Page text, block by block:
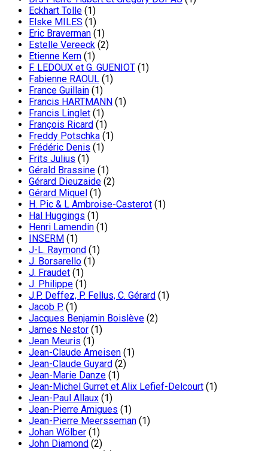
Eckhart Tolle (1)
Elske MILES (1)
Eric Braverman (1)
Estelle Vereeck (2)
Etienne Kern (1)
F. LEDOUX et G. GUENIOT (1)
Fabienne RAOUL (1)
France Guillain (1)
Francis HARTMANN (1)
Francis Linglet (1)
François Ricard (1)
Freddy Potschka (1)
Frédéric Denis (1)
Frits Julius (1)
Gérald Brassine (1)
Gérard Dieuzaide (2)
Gérard Miquel (1)
H. Pic & L Ambroise-Casterot (1)
Hal Huggings (1)
Henri Lamendin (1)
INSERM (1)
J-L. Raymond (1)
J. Borsarello (1)
J. Fraudet (1)
J. Philippe (1)
J.P. Deffez, P. Fellus, C. Gérard (1)
Jacob P. (1)
Jacques Benjamin Boislève (2)
James Nestor (1)
Jean Meuris (1)
Jean-Claude Ameisen (1)
Jean-Claude Guyard (2)
Jean-Marie Danze (1)
Jean-Michel Gurret et Alix Lefief-Delcourt (1)
Jean-Paul Allaux (1)
Jean-Pierre Amigues (1)
Jean-Pierre Meersseman (1)
Johan Wölber (1)
John Diamond (2)